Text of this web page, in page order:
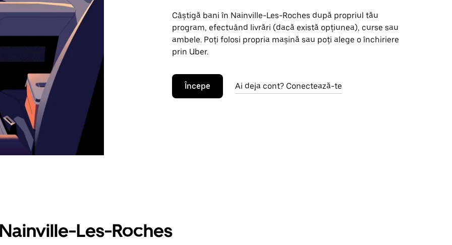
Câștigă bani în Nainville-Les-Roches după propriul tău
program, efectuând livrări (dacă există opțiunea), curse sau
ambele. Poți folosi propria mașină sau poți alege o închiriere
prin Uber.
Începe Ai deja cont? Conectează-te
Les-Roches